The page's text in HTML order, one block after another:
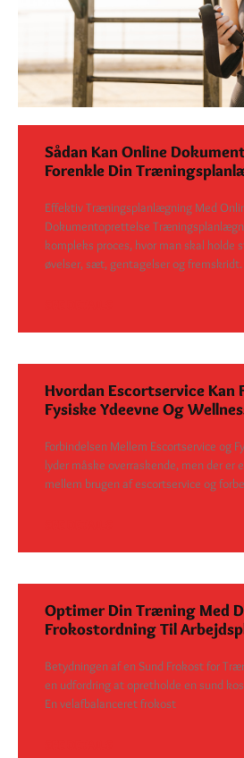
Sådan Kan Online
Forenkle Din
Effektiv Træningsplanlægning Med
Dokumentoprettelse
kompleks proces, hvor man skal holde
øvelser, sæt, gentagelser og
Hvordan Escortservice Kan
Fysiske Ydeevne Og
Forbindelsen Mellem Escortservice og
lyder måske overraskende, men der
mellem brugen af escortservice og
Optimer Din Træning Med
Frokostordning Til
Betydningen af en Sund Frokost for
en udfordring at opretholde en sund
En velafbalanceret frokost